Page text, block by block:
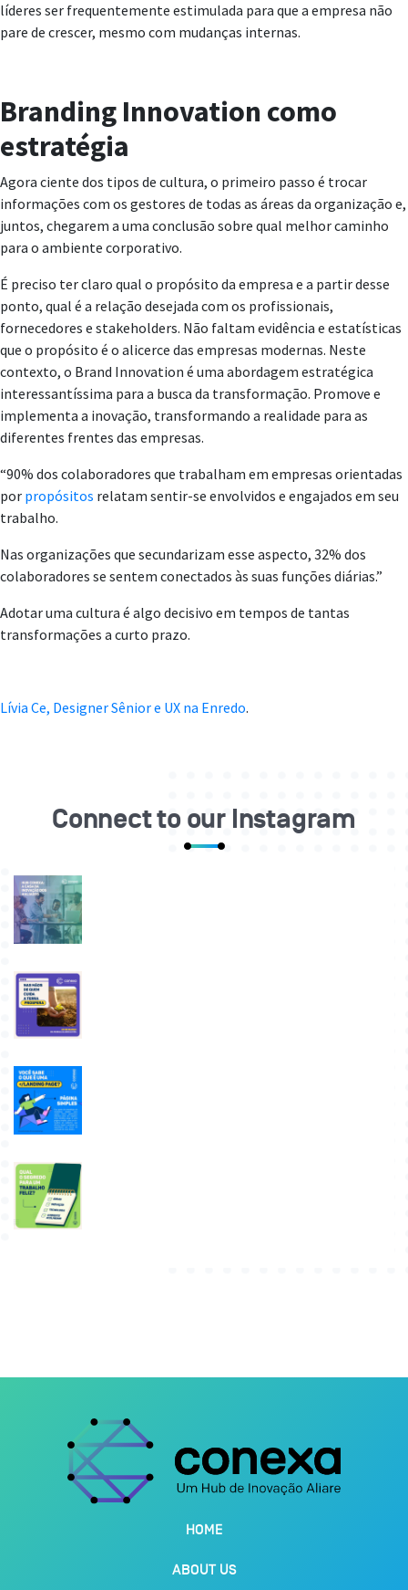
líderes ser frequentemente estimulada para que a empresa não
pare de crescer, mesmo com mudanças internas.
Branding Innovation como
estratégia
Agora ciente dos tipos de cultura, o primeiro passo é trocar
informações com os gestores de todas as áreas da organização e,
juntos, chegarem a uma conclusão sobre qual melhor caminho
para o ambiente corporativo.
É preciso ter claro qual o propósito da empresa e a partir desse
ponto, qual é a relação desejada com os profissionais,
fornecedores e stakeholders. Não faltam evidência e estatísticas
que o propósito é o alicerce das empresas modernas. Neste
contexto, o Brand Innovation é uma abordagem estratégica
interessantíssima para a busca da transformação. Promove e
implementa a inovação, transformando a realidade para as
diferentes frentes das empresas.
“90% dos colaboradores que trabalham em empresas orientadas
por propósitos relatam sentir-se envolvidos e engajados em seu
trabalho.
Nas organizações que secundarizam esse aspecto, 32% dos
colaboradores se sentem conectados às suas funções diárias.”
Adotar uma cultura é algo decisivo em tempos de tantas
transformações a curto prazo.
Lívia Ce, Designer Sênior e UX na Enredo.
Connect to our Instagram
HOME
ABOUT US